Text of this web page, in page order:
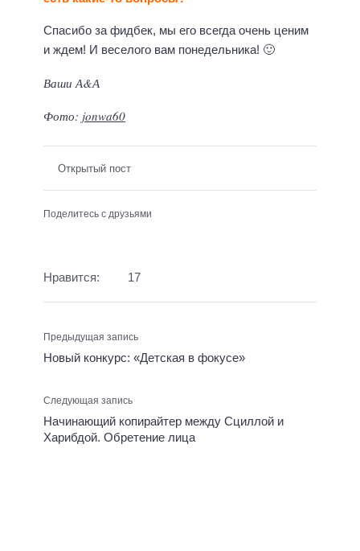
Спасибо за фидбек, мы его всегда очень ценим
и ждем! И веселого вам понедельника! 🙂
Ваши А&А
Фото: jonwa60
Открытый пост
Поделитесь с друзьями
Нравится: 17
Предыдущая запись
Новый конкурс: «Детская в фокусе»
Следующая запись
Начинающий копирайтер между Сциллой и
Харибдой. Обретение лица